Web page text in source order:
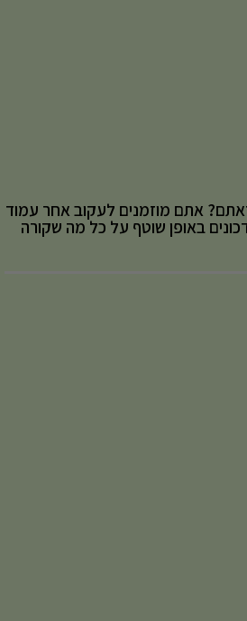
אתם מוזמנים לעקוב אחר עמוד
באופן שוטף על כל מה שקורה